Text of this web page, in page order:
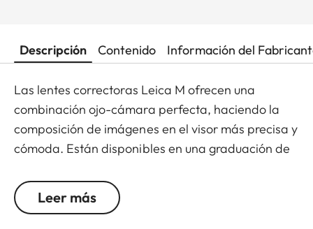
Descripción Contenido Información del
Las lentes correctoras Leica M ofrecen una
combinación ojo-cámara perfecta, haciendo la
composición de imágenes en el visor más precisa y
cómoda. Están disponibles en una graduación de
visores Leica M están programados por defecto en
-0,5 dioptrías para garantizar una visión cómoda
Leer más